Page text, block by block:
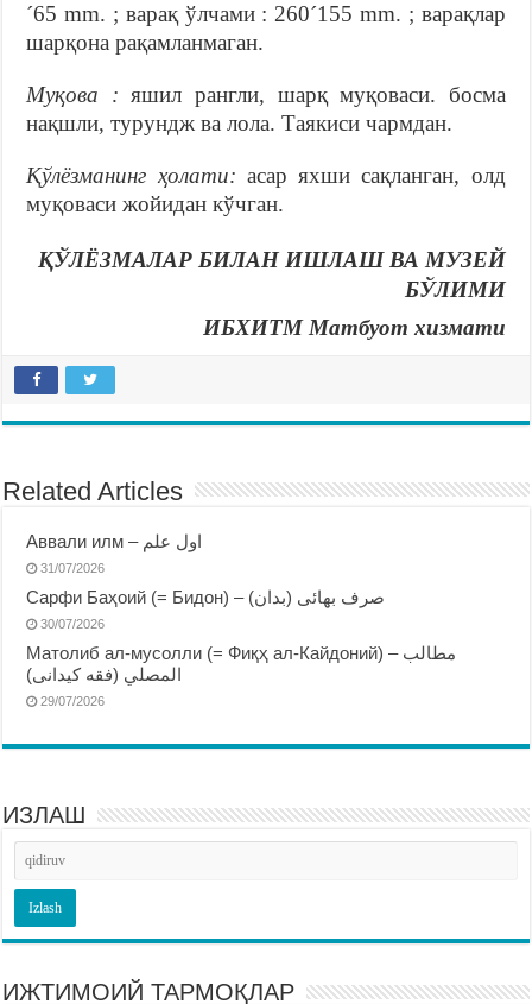
´65 mm. ; варақ ўлчами : 260´155 mm. ; варақлар
шарқона рақамланмаган.
Муқова : яшил рангли, шарқ муқоваси. босма
нақшли, турундж ва лола. Таякиси чармдан.
Қўлёзманинг ҳолати: асар яхши сақланган, олд
муқоваси жойидан кўчган.
ҚЎЛЁЗМАЛАР БИЛАН ИШЛАШ ВА МУЗЕЙ
БЎЛИМИ
ИБХИТМ Матбуот хизмати
Related Articles
Аввали илм – اول علم
31/07/2026
Сарфи Баҳоий (= Бидон) – صرف بهائى (بدان)
30/07/2026
Матолиб ал-мусолли (= Фиқҳ ал-Кайдоний) – مطالب
المصلي (فقه كيدانى)
29/07/2026
ИЗЛАШ
ИЖТИМОИЙ ТАРМОҚЛАР